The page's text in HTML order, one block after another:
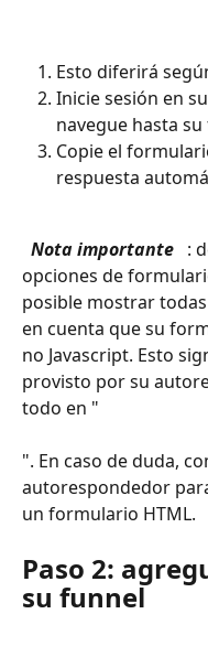
Esto diferirá
Inicie sesión en
navegue hasta
Copie el
respuesta
Nota importante :
opciones de
posible mostrar
en cuenta que su
no Javascript. Esto
provisto por su
todo en "
". En caso de duda,
autorespondedor
un formulario HTML.
Paso 2:
su funnel